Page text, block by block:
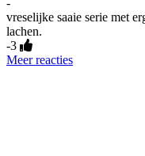
vreselijke saaie serie met
lachen.
-3
Meer reacties